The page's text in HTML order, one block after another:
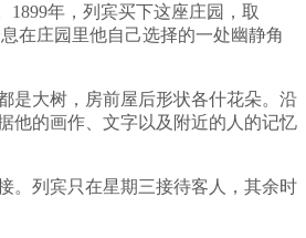
年，列宾买下这座庄园，取
在庄园里他自己选择的一处幽静角
是大树，房前屋后形状各什花朵。沿
他的画作、文字以及附近的人的记忆
。列宾只在星期三接待客人，其余时